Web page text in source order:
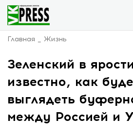
Главная Жизнь
Зеленский в
известно, как
выглядеть
между Россией и